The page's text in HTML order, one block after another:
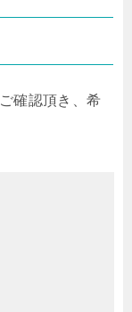
ご確認頂き、希